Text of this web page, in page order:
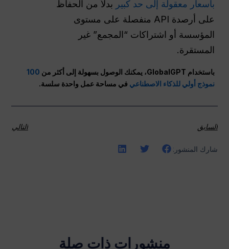
بأسعار معقولة إلى حد كبير بدلاً من الحفاظ
على أرصدة API منفصلة على مستوى
المؤسسة أو اشتراكات “المجمع” غير
المستقرة.
باستخدام GlobalGPT، يمكنك الوصول بسهولة إلى أكثر من
100
نموذج أولي للذكاء الاصطناعي في مساحة عمل واحدة سلسة.
السابق التالي
شارك المنشور:
منشورات ذات صلة